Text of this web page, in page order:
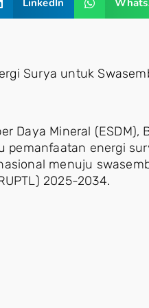
LinkedIn
Surya untuk
Daya Mineral (ESDM),
energi
menuju
2025-2034.